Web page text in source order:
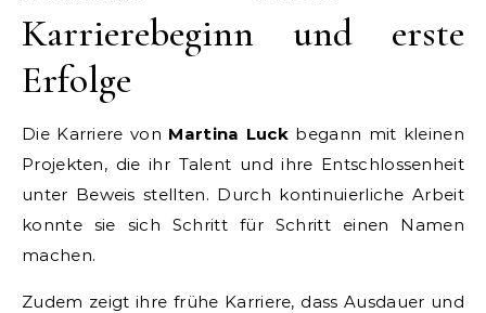
Karrierebeginn und erste
Erfolge
Die Karriere von Martina Luck begann mit kleinen
Projekten, die ihr Talent und ihre Entschlossenheit
unter Beweis stellten. Durch kontinuierliche Arbeit
konnte sie sich Schritt für Schritt einen Namen
machen.
Zudem zeigt ihre frühe Karriere, dass Ausdauer und